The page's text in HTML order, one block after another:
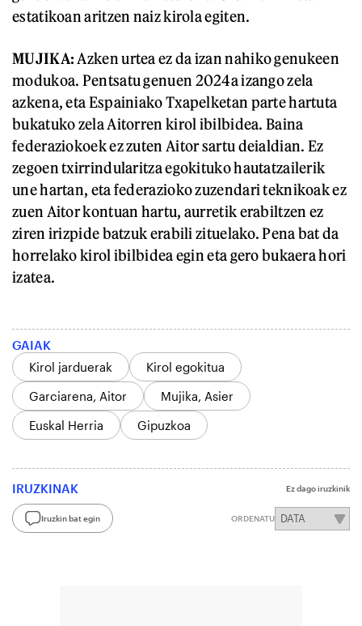
estatikoan aritzen naiz kirola egiten.
MUJIKA: Azken urtea ez da izan nahiko genukeen
modukoa. Pentsatu genuen 2024a izango zela
azkena, eta Espainiako Txapelketan parte hartuta
bukatuko zela Aitorren kirol ibilbidea. Baina
federaziokoek ez zuten Aitor sartu deialdian. Ez
zegoen txirrindularitza egokituko hautatzailerik
une hartan, eta federazioko zuzendari teknikoak ez
zuen Aitor kontuan hartu, aurretik erabiltzen ez
ziren irizpide batzuk erabili zituelako. Pena bat da
horrelako kirol ibilbidea egin eta gero bukaera hori
izatea.
GAIAK
Kirol jarduerak
Kirol egokitua
Garciarena, Aitor
Mujika, Asier
Euskal Herria
Gipuzkoa
IRUZKINAK Ez dago iruzkinik
Iruzkin bat egin ORDENATU